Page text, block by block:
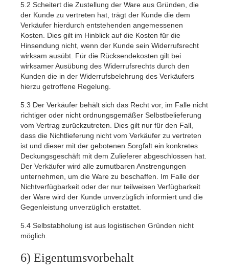
5.2 Scheitert die Zustellung der Ware aus Gründen, die
der Kunde zu vertreten hat, trägt der Kunde die dem
Verkäufer hierdurch entstehenden angemessenen
Kosten. Dies gilt im Hinblick auf die Kosten für die
Hinsendung nicht, wenn der Kunde sein Widerrufsrecht
wirksam ausübt. Für die Rücksendekosten gilt bei
wirksamer Ausübung des Widerrufsrechts durch den
Kunden die in der Widerrufsbelehrung des Verkäufers
hierzu getroffene Regelung.
5.3 Der Verkäufer behält sich das Recht vor, im Falle nicht
richtiger oder nicht ordnungsgemäßer Selbstbelieferung
vom Vertrag zurückzutreten. Dies gilt nur für den Fall,
dass die Nichtlieferung nicht vom Verkäufer zu vertreten
ist und dieser mit der gebotenen Sorgfalt ein konkretes
Deckungsgeschäft mit dem Zulieferer abgeschlossen hat.
Der Verkäufer wird alle zumutbaren Anstrengungen
unternehmen, um die Ware zu beschaffen. Im Falle der
Nichtverfügbarkeit oder der nur teilweisen Verfügbarkeit
der Ware wird der Kunde unverzüglich informiert und die
Gegenleistung unverzüglich erstattet.
5.4 Selbstabholung ist aus logistischen Gründen nicht
möglich.
6) Eigentumsvorbehalt